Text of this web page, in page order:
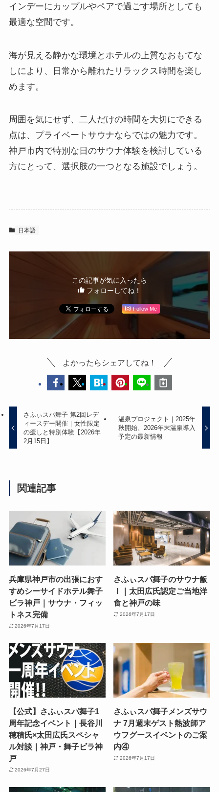
インデーにカップルやペアで過ごす場所としても
最適な空間です。
海が見える静かな環境とホテルの上質なおもてな
しにより、日常から離れたリラックス時間を楽し
めます。
周囲を気にせず、二人だけの時間を大切にできる
点は、プライベートサウナならではの魅力です。
神戸市内で特別な日のサウナ体験を検討している
方にとって、選択肢の一つとなる施設でしょう。
日本語
この記事が気に入ったら
フォローしてね！
Follow Me
よかったらシェアしてね！
さふぃスパ舞子 第2回レデ
ィースデー開催｜女性限定
の癒しと特別体験【2026年
2月15日】
温泉プロジェクト｜2025年
秋開始、2026年末温泉導入
予定の最新情報
関連記事
兵庫県神戸市の出張におす
すめシーサイドホテル舞子
ビラ神戸｜サウナ・フィッ
トネス完備
2026年7月17日
さふぃスパ舞子のサウナ飯
Ⅰ｜太田広氏認定ご当地洋
食と神戸の味
2026年7月17日
【公式】さふぃスパ舞子1
周年記念イベント｜長谷川
穂積氏×太田広氏スペシャ
ル対談｜神戸・舞子ビラ神
戸
2026年7月27日
さふぃスパ舞子メンズサウ
ナ 7月週末ゲスト熱波師ア
ウフグースイベントのご案
内④
2026年7月17日